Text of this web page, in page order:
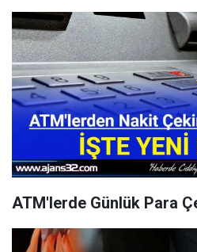
ATM'lerde Günlük Para